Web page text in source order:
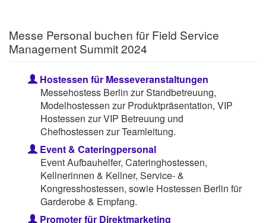
Messe Personal buchen für Field Service
Management Summit 2024
Hostessen für Messeveranstaltungen
Messehostess Berlin zur Standbetreuung,
Modelhostessen zur Produktpräsentation, VIP
Hostessen zur VIP Betreuung und
Chefhostessen zur Teamleitung.
Event & Cateringpersonal
Event Aufbauhelfer, Cateringhostessen,
Kellnerinnen & Kellner, Service- &
Kongresshostessen, sowie Hostessen Berlin für
Garderobe & Empfang.
Promoter für Direktmarketing